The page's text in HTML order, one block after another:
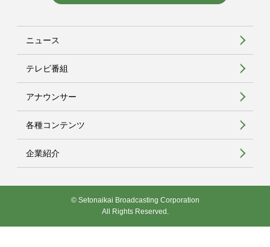
ニュース
テレビ番組
アナウンサー
各種コンテンツ
企業紹介
© Setonaikai Broadcasting Corporation
All Rights Reserved.